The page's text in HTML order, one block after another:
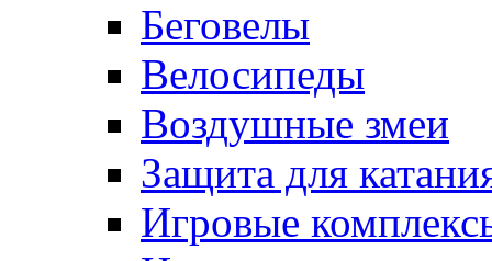
Беговелы
Велосипеды
Воздушные змеи
Защита для
Игровые